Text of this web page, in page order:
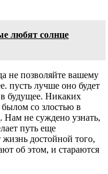
любят солнце
не позволяйте вашему
пусть лучше оно будет
будущее. Никаких
со злостью в
Нам не суждено узнать,
путь еще
жизнь достойной того,
об этом, и стараются